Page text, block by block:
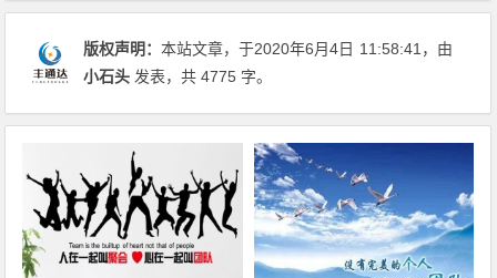
版权声明：本站文章，于2020年6月4日 11:58:41 ，由
小石头 发表，共 4775 字。